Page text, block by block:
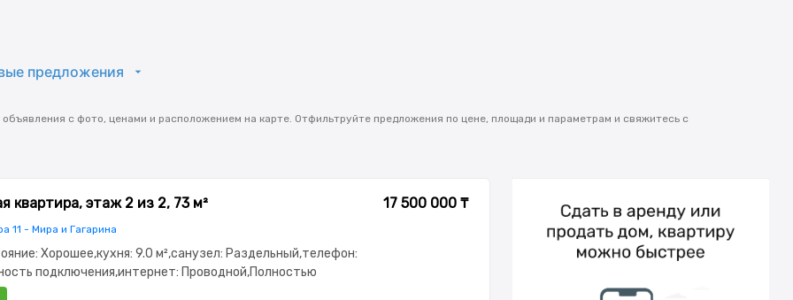
предложения
с фото, ценами и расположением на карте. Отфильтруйте предложения по цене, площади и параметрам и свяжитесь с
квартира, этаж 2 из 2, 73 м²
11 - Мира и Гагарина
17 500 000 ₸
Хорошее,кухня: 9.0 м²,санузел: Раздельный,телефон:
подключения,интернет: Проводной,Полностью
меблирована,паркинг: Паркинг,Кодовый